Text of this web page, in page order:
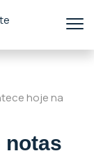
hoje na
notas